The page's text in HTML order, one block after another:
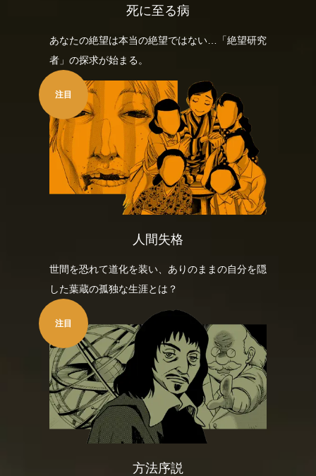
死に至る病
あなたの絶望は本当の絶望ではない…「絶望研究
者」の探求が始まる。
注目
人間失格
世間を恐れて道化を装い、ありのままの自分を隠
した葉蔵の孤独な生涯とは？
注目
方法序説